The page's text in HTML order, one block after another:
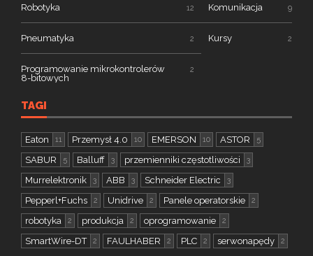
Robotyka 12 Komunikacja 9
Pneumatyka 2 Kursy 2
Programowanie mikrokontrolerów
8-bitowych
2
TAGI
Eaton 11 Przemysł 4.0 10 EMERSON 10 ASTOR 5
SABUR 5 Balluff 3 przemienniki częstotliwości 3
Murrelektronik 3 ABB 3 Schneider Electric 3
Pepperl+Fuchs 2 Unidrive 2 Panele operatorskie 2
robotyka 2 produkcja 2 oprogramowanie 2
SmartWire-DT 2 FAULHABER 2 PLC 2 serwonapędy 2